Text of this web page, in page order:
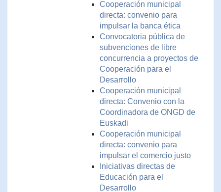
Cooperación municipal
directa: convenio para
impulsar la banca ética
Convocatoria pública de
subvenciones de libre
concurrencia a proyectos de
Cooperación para el
Desarrollo
Cooperación municipal
directa: Convenio con la
Coordinadora de ONGD de
Euskadi
Cooperación municipal
directa: convenio para
impulsar el comercio justo
Iniciativas directas de
Educación para el
Desarrollo